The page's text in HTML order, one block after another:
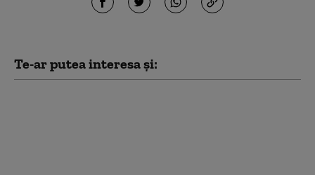
Te-ar putea interesa și: